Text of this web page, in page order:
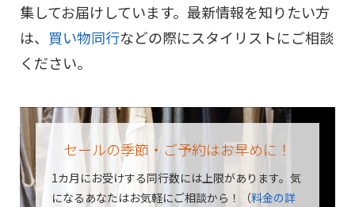
集してお届けしています。最新情報を知りたい方
は、 買い物同行などの際にスタイリストにご相談
ください。
セールの季節・ご予約はお早めに！
1カ月にお受けする同行数には上限があります。気
になるあなたはお気軽にご相談から！（料金の詳